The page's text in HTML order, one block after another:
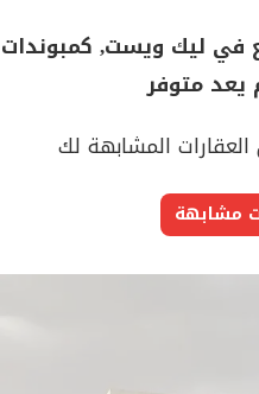
في ليك ويست, كمبوندات
يعد متوفر
المشابهة لك
مشابهة